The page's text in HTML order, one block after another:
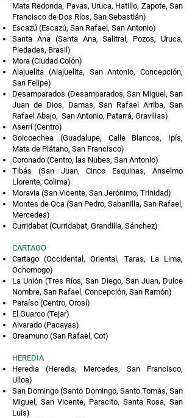
Mata Redonda, Pavas, Uruca, Hatillo, Zapote, San
Francisco de Dos Ríos, San Sebastián)
Escazú (Escazú, San Rafael, San Antonio)
Santa Ana (Santa Ana, Salitral, Pozos, Uruca,
Piedades, Brasil)
Mora (Ciudad Colón)
Alajuelita (Alajuelita, San Antonio, Concepción,
San Felipe)
Desamparados (Desamparados, San Miguel, San
Juan de Dios, Damas, San Rafael Arriba, San
Rafael Abajo, San Antonio, Patarrá, Gravilias)
Aserrí (Centro)
Goicoechea (Guadalupe, Calle Blancos, Ipís,
Mata de Plátano, San Francisco)
Coronado (Centro, las Nubes, San Antonio)
Tibás (San Juan, Cinco Esquinas, Anselmo
Llorente, Colima)
Moravia (San Vicente, San Jerónimo, Trinidad)
Montes de Oca (San Pedro, Sabanilla, San Rafael,
Mercedes)
Curridabat (Curridabat, Grandilla, Sánchez)
CARTAGO
Cartago (Occidental, Oriental, Taras, La Lima,
Ochomogo)
La Unión (Tres Ríos, San Diego, San Juan, Dulce
Nombre, San Rafael, Concepción, San Ramón)
Paraíso (Centro, Orosí)
El Guarco (Tejar)
Alvarado (Pacayas)
Oreamuno (San Rafael, Cot)
HEREDIA
Heredia (Heredia, Mercedes, San Francisco,
Ulloa)
San Domingo (Santo Domingo, Santo Tomás, San
Miguel, San Vicente, Paracito, Santa Rosa, San
Luis)